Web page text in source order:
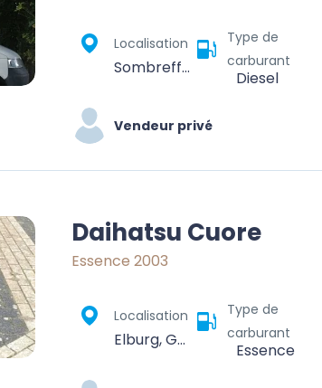
Localisation
Sombreffe, Namur, Wallonie, 5140, Belgique
Type de
carburant
Diesel
Vendeur privé
Daihatsu Cuore
Essence 2003
Localisation
Elburg, Gelderland, Netherlands
Type de
carburant
Essence